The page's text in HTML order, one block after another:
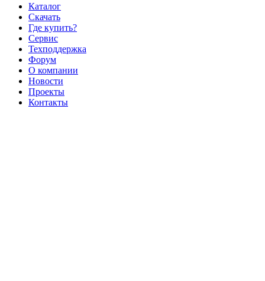
Каталог
Скачать
Где купить?
Сервис
Техподдержка
Форум
О компании
Новости
Проекты
Контакты